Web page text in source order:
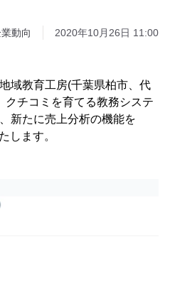
動向 2020年10月26日 11:00
域教育工房(千葉県柏市、代
クチコミを育てる教務システ
新たに売上分析の機能を
します。